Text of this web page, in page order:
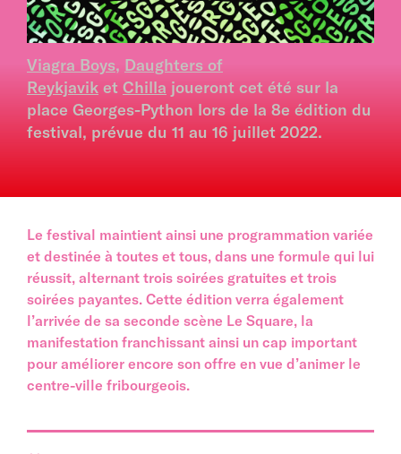
Viagra Boys, Daughters of
Reykjavik et Chilla joueront cet été sur la
place Georges-Python lors de la 8e édition du
festival, prévue du 11 au 16 juillet 2022.
Le festival maintient ainsi une programmation variée
et destinée à toutes et tous, dans une formule qui lui
réussit, alternant trois soirées gratuites et trois
soirées payantes. Cette édition verra également
l’arrivée de sa seconde scène Le Square, la
manifestation franchissant ainsi un cap important
pour améliorer encore son offre en vue d’animer le
centre-ville fribourgeois.